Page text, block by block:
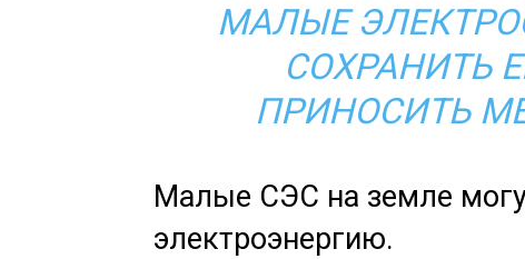
МАЛЫЕ
СОХРАНИТЬ
ПРИНОСИТЬ
Малые СЭС на земле
электроэнергию.